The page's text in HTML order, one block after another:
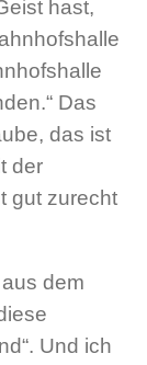
hast,
Das
das ist
der
gut zurecht
dem
Und ich